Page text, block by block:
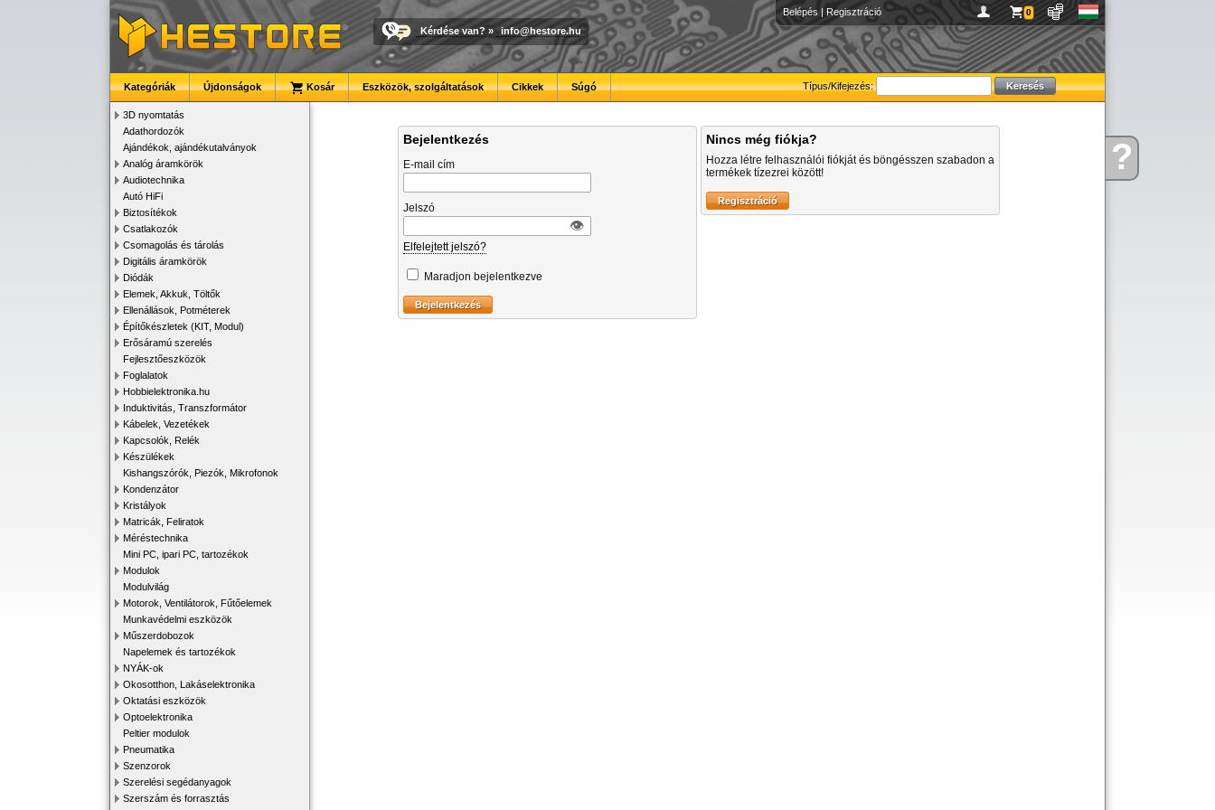
Kérdése?
Belépés | Regisztráció 0
Kérdése van? » info@hestore.hu
Típus/Kifejezés:
Kategóriák Újdonságok Kosár Eszközök, szolgáltatások Cikkek Súgó
3D nyomtatás
Adathordozók
Ajándékok, ajándékutalványok
Analóg áramkörök
Audiotechnika
Autó HiFi
Biztosítékok
Csatlakozók
Csomagolás és tárolás
Digitális áramkörök
Diódák
Elemek, Akkuk, Töltők
Ellenállások, Potméterek
Építőkészletek (KIT, Modul)
Erősáramú szerelés
Fejlesztőeszközök
Foglalatok
Hobbielektronika.hu
Induktivitás, Transzformátor
Kábelek, Vezetékek
Kapcsolók, Relék
Készülékek
Kishangszórók, Piezók, Mikrofonok
Kondenzátor
Kristályok
Matricák, Feliratok
Méréstechnika
Mini PC, ipari PC, tartozékok
Modulok
Modulvilág
Motorok, Ventilátorok, Fűtőelemek
Munkavédelmi eszközök
Műszerdobozok
Napelemek és tartozékok
NYÁK-ok
Okosotthon, Lakáselektronika
Oktatási eszközök
Optoelektronika
Peltier modulok
Pneumatika
Szenzorok
Szerelési segédanyagok
Szerszám és forrasztás
Bejelentkezés
E-mail cím
Jelszó
👁︎
Elfelejtett jelszó?
Maradjon bejelentkezve
Nincs még fiókja?
Hozza létre felhasználói fiókját és böngésszen szabadon a
termékek tízezrei között!